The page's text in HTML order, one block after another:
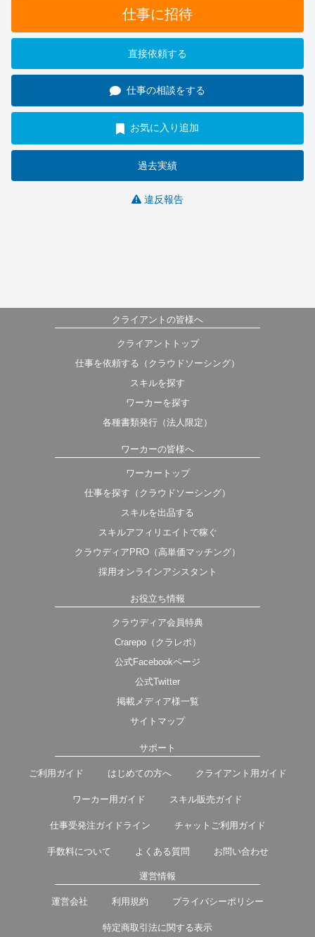
仕事に招待
直接依頼する
仕事の相談をする
お気に入り追加
過去実績
違反報告
クライアントの皆様へ
クライアントトップ
仕事を依頼する（クラウドソーシング）
スキルを探す
ワーカーを探す
各種書類発行（法人限定）
ワーカーの皆様へ
ワーカートップ
仕事を探す（クラウドソーシング）
スキルを出品する
スキルアフィリエイトで稼ぐ
クラウディアPRO（高単価マッチング）
採用オンラインアシスタント
お役立ち情報
クラウディア会員特典
Crarepo（クラレポ）
公式Facebookページ
公式Twitter
掲載メディア様一覧
サイトマップ
サポート
ご利用ガイド はじめての方へ クライアント用ガイド
ワーカー用ガイド スキル販売ガイド
仕事受発注ガイドライン チャットご利用ガイド
手数料について よくある質問 お問い合わせ
運営情報
運営会社 利用規約 プライバシーポリシー
特定商取引法に関する表示